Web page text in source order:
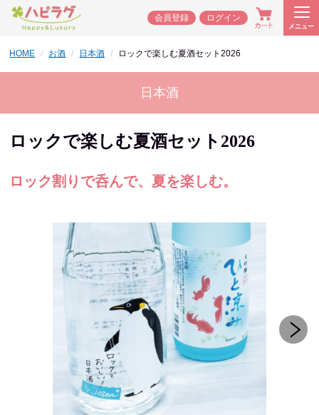
会員登録 ログイン
メニュー
HOME お酒 日本酒 ロックで楽しむ夏酒セット2026
日本酒
ロックで楽しむ夏酒セット2026
ロック割りで呑んで、夏を楽しむ。